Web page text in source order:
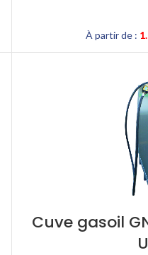
À partir de :
Cuve gasoil